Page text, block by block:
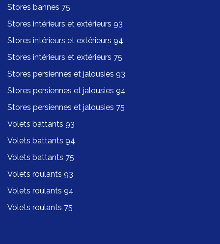
Stores bannes 75
Stores intérieurs et extérieurs 93
Stores intérieurs et extérieurs 94
Stores intérieurs et extérieurs 75
Stores persiennes et jalousies 93
Stores persiennes et jalousies 94
Stores persiennes et jalousies 75
Volets battants 93
Volets battants 94
Volets battants 75
Volets roulants 93
Volets roulants 94
Volets roulants 75